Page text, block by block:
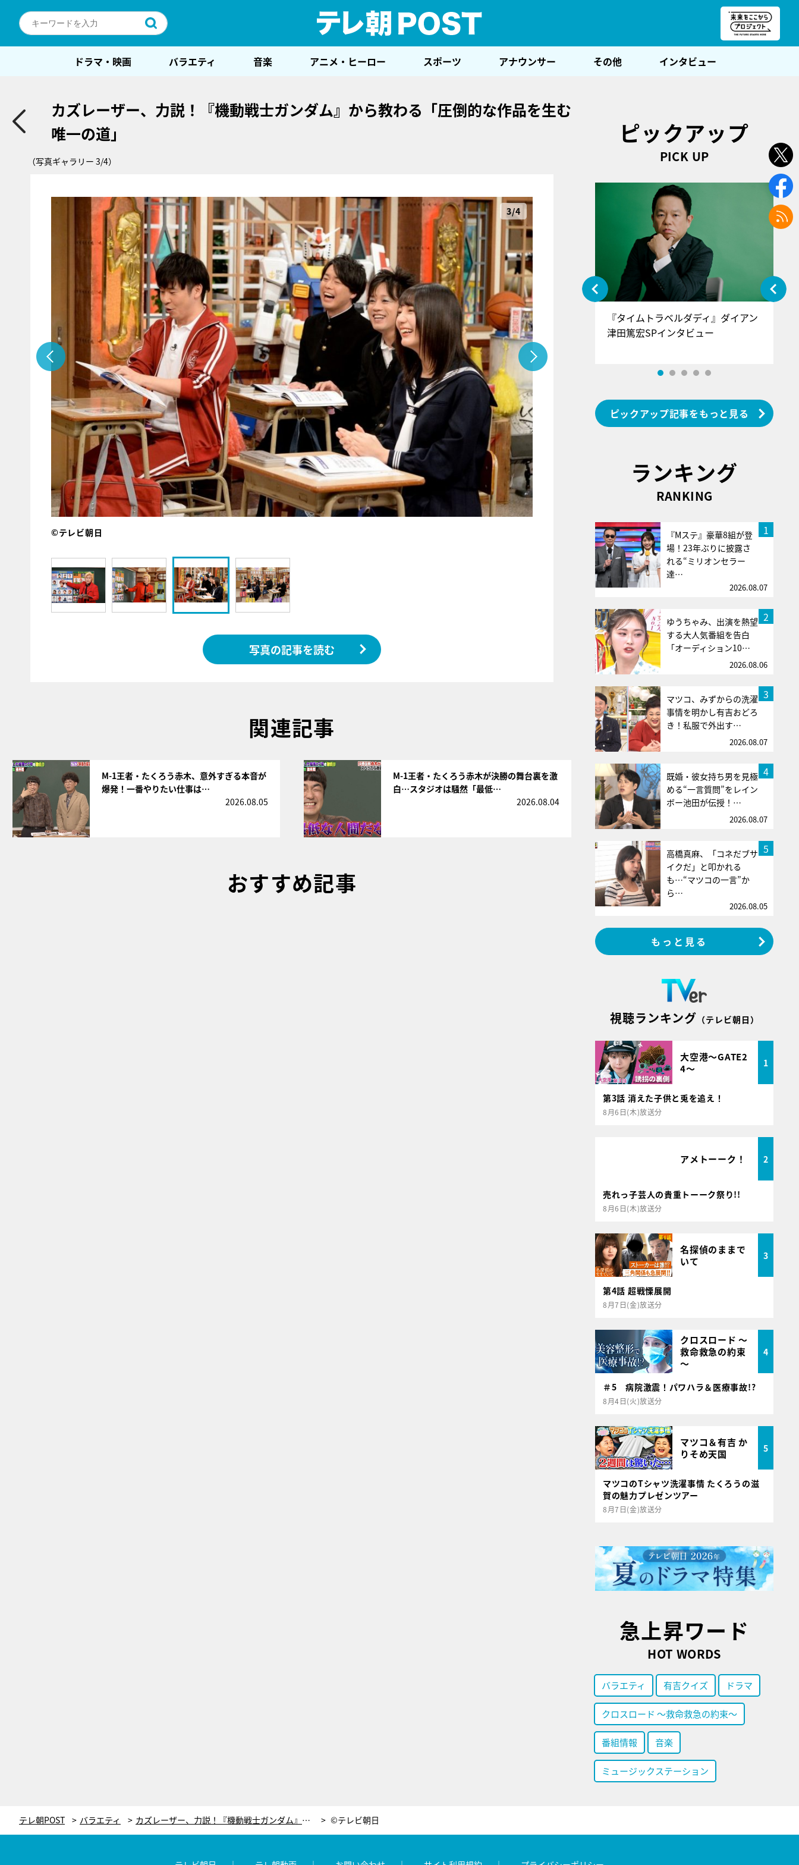
ドラマ・映画 バラエティ 音楽 アニメ・ヒーロー スポーツ アナウンサー その他 インタビュー
カズレーザー、力説！『機動戦士ガンダム』から教わる「圧倒的な作品を生む
唯一の道」
（写真ギャラリー 3/4）
3/4
©テレビ朝日
写真の記事を読む
関連記事
M-1王者・たくろう赤木、意外すぎる本音が
爆発！一番やりたい仕事は…
2026.08.05
M-1王者・たくろう赤木が決勝の舞台裏を激
白…スタジオは騒然「最低…
2026.08.04
おすすめ記事
ピックアップ
PICK UP
『アイ＝ラブ！げーみんぐ』＝LOV
E齋藤樹愛羅＆佐々木舞香SPインタ
ビュー
『タイムトラベルダディ』ダイアン
津田篤宏SPインタビュー
ピックアップ記事をもっと見る
ランキング
RANKING
1
『Mステ』豪華8組が登
場！23年ぶりに披露さ
れる“ミリオンセラー
達…
2026.08.07
2
ゆうちゃみ、出演を熱望
する大人気番組を告白
「オーディション10…
2026.08.06
3
マツコ、みずからの洗濯
事情を明かし有吉おどろ
き！私服で外出す…
2026.08.07
4
既婚・彼女持ち男を見極
める“一言質問”をレイン
ボー池田が伝授！…
2026.08.07
5
高橋真麻、「コネだブサ
イクだ」と叩かれる
も…“マツコの一言”か
ら…
2026.08.05
もっと見る
視聴ランキング （テレビ朝日）
大空港～GATE2
4～
1
第3話 消えた子供と兎を追え！
8月6日(木)放送分
アメトーーク！ 2
売れっ子芸人の貴重トーーク祭り!!
8月6日(木)放送分
名探偵のままで
いて
3
第4話 超戦慄展開
8月7日(金)放送分
クロスロード ～
救命救急の約束
～
4
＃5 病院激震！パワハラ＆医療事故!?
8月4日(火)放送分
マツコ＆有吉 か
りそめ天国
5
マツコのTシャツ洗濯事情 たくろうの滋
賀の魅力プレゼンツアー
8月7日(金)放送分
急上昇ワード
HOT WORDS
バラエティ 有吉クイズ ドラマ
クロスロード ～救命救急の約束～
番組情報 音楽
ミュージックステーション
テレ朝POST バラエティ カズレーザー、力説！『機動戦士ガンダム』から教わる「圧倒的な作品を生む唯一の道」 ©テレビ朝日